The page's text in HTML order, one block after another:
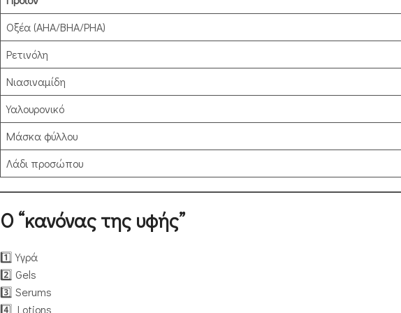
Οξέα (AHA/BHA/PHA)
Ρετινόλη
Νιασιναμίδη
Υαλουρονικό
Μάσκα φύλλου
Λάδι προσώπου
Ο “κανόνας της υφής”
1️⃣ Υγρά
2️⃣ Gels
3️⃣ Serums
4️⃣ Lotions